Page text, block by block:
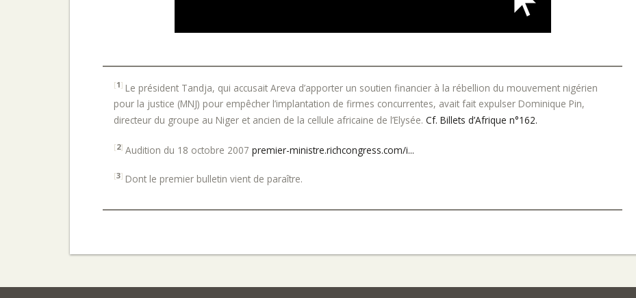
[1] Le président Tandja, qui accusait Areva d’apporter un soutien financier à la rébellion du mouvement nigérien
pour la justice (MNJ) pour empêcher l’implantation de firmes concurrentes, avait fait expulser Dominique Pin,
directeur du groupe au Niger et ancien de la cellule africaine de l’Elysée. Cf. Billets d’Afrique n°162.
[2] Audition du 18 octobre 2007 premier-ministre.richcongress.com/i...
[3] Dont le premier bulletin vient de paraître.